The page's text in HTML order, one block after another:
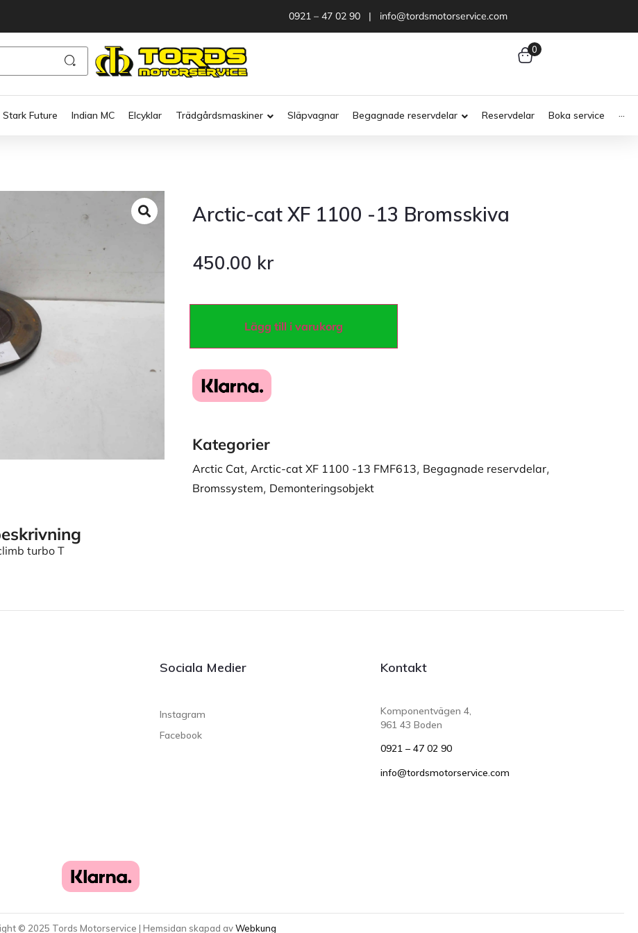
0921 – 47 02 90 | info@tordsmotorservice.com
0
Stark Future Indian MC Elcyklar Trädgårdsmaskiner Släpvagnar Begagnade reservdelar Reservdelar Boka service ···
Arctic-cat XF 1100 -13 Bromsskiva
450.00 kr
Lägg till i varukorg
Kategorier
Arctic Cat, Arctic-cat XF 1100 -13 FMF613, Begagnade reservdelar,
Bromssystem, Demonteringsobjekt
turbo T
Sociala Medier
Instagram
Facebook
Kontakt
Komponentvägen 4,
961 43 Boden
0921 – 47 02 90
info@tordsmotorservice.com
© 2025 Tords Motorservice | Hemsidan skapad avWebkung